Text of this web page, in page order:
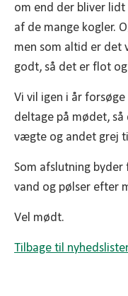
om end der bliver
af de mange kogler.
men som altid er det
godt, så det er flot
Vi vil igen i år
deltage på mødet,
vægte og andet grej
Som afslutning
vand og pølser efter
Vel mødt.
Tilbage til